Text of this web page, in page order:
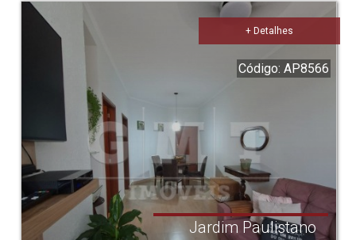
+ Detalhes
Código: AP8566
Jardim Paulistano